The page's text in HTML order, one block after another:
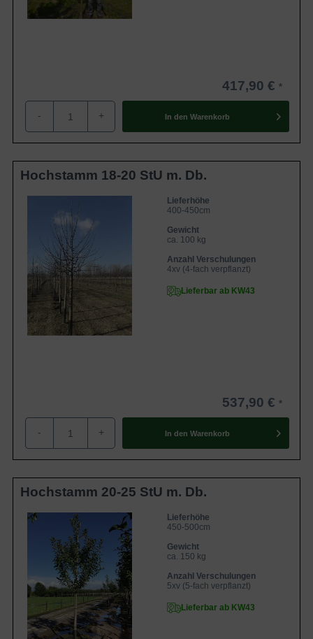
417,90 €
- + In den Warenkorb
Hochstamm 18-20 StU m. Db.
Lieferhöhe
400-450cm
Gewicht
ca. 100 kg
Anzahl Verschulungen
4xv (4-fach verpflanzt)
Lieferbar ab KW43
537,90 €
- + In den Warenkorb
Hochstamm 20-25 StU m. Db.
Lieferhöhe
450-500cm
Gewicht
ca. 150 kg
Anzahl Verschulungen
5xv (5-fach verpflanzt)
Lieferbar ab KW43